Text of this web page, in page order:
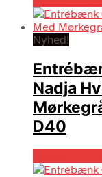
Nyhed!
Nadja
D40